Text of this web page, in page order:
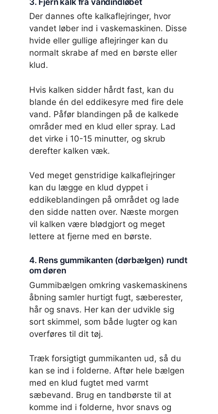
Der dannes ofte kalkaflejringer, hvor
vandet løber ind i vaskemaskinen. Disse
hvide eller gullige aflejringer kan du
normalt skrabe af med en børste eller
klud.
Hvis kalken sidder hårdt fast, kan du
blande én del eddikesyre med fire dele
vand. Påfør blandingen på de kalkede
områder med en klud eller spray. Lad
det virke i 10-15 minutter, og skrub
derefter kalken væk.
Ved meget genstridige kalkaflejringer
kan du lægge en klud dyppet i
eddikeblandingen på området og lade
den sidde natten over. Næste morgen
vil kalken være blødgjort og meget
lettere at fjerne med en børste.
4. Rens gummikanten (dørbælgen) rundt
om døren
Gummibælgen omkring vaskemaskinens
åbning samler hurtigt fugt, sæberester,
hår og snavs. Her kan der udvikle sig
sort skimmel, som både lugter og kan
overføres til dit tøj.
Træk forsigtigt gummikanten ud, så du
kan se ind i folderne. Aftør hele bælgen
med en klud fugtet med varmt
sæbevand. Brug en tandbørste til at
komme ind i folderne, hvor snavs og